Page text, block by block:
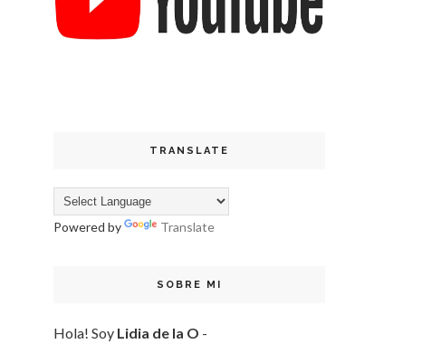
TRANSLATE
Powered by Translate
SOBRE MI
Hola! Soy Lidia de la O -